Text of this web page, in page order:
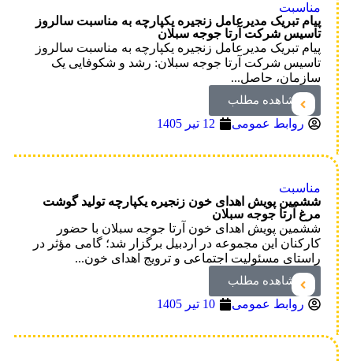
مناسبت
پیام تبریک مدیرعامل زنجیره یکپارچه به مناسبت سالروز
تاسیس شرکت آرتا جوجه سبلان
پیام تبریک مدیرعامل زنجیره یکپارچه به مناسبت سالروز
تاسیس شرکت آرتا جوجه سبلان: رشد و شکوفایی یک
سازمان، حاصل...
مشاهده مطلب
روابط عمومی 12 تیر 1405
مناسبت
ششمین پویش اهدای خون زنجیره یکپارچه تولید گوشت
مرغ آرتا جوجه سبلان
ششمین پویش اهدای خون آرتا جوجه سبلان با حضور
کارکنان این مجموعه در اردبیل برگزار شد؛ گامی مؤثر در
راستای مسئولیت اجتماعی و ترویج اهدای خون...
مشاهده مطلب
روابط عمومی 10 تیر 1405